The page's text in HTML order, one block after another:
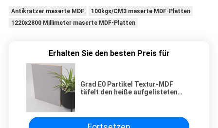
Antikratzer maserte MDF
100kgs/CM3 maserte MDF-Platten
1220x2800 Millimeter maserte MDF-Platten
Erhalten Sie den besten Preis für
Grad E0 Partikel Textur-MDF
täfelt den heiße aufgelisteten